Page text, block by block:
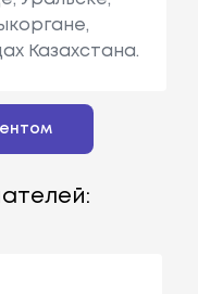
Казахстана.